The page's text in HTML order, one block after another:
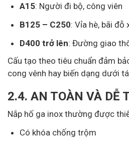
A15: Người đi bộ, công viên
B125 – C250: Vỉa hè, bãi đỗ
D400 trở lên: Đường giao
Cấu tạo theo tiêu chuẩn đảm
cong vênh hay biến dạng dưới
2.4. AN TOÀN VÀ DỄ
Nắp hố ga inox thường được
Có khóa chống trộm